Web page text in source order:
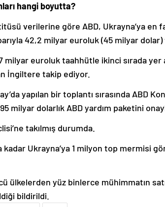
hangi boyutta?
verilerine göre ABD, Ukrayna’ya en
42,2 milyar euroluk (45 milyar
milyar euroluk taahhütle ikinci sırada yer
İngiltere takip ediyor.
yapılan bir toplantı sırasında ABD
milyar dolarlık ABD yardım paketini
takılmış durumda.
kadar Ukrayna’ya 1 milyon top mermisi
ülkelerden yüz binlerce mühimmatın
bildirildi.